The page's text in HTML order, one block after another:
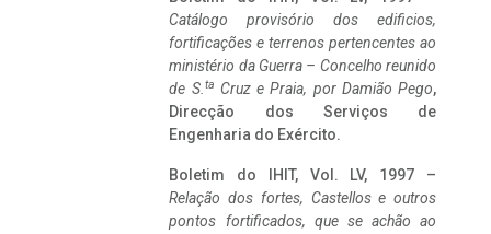
Catálogo provisório dos edificios,
fortificações e terrenos pertencentes ao
ministério da Guerra – Concelho reunido
de S. ta Cruz e Praia, por Damião Pego,
Direcção dos Serviços de
Engenharia do Exército.
Boletim do IHIT, Vol. LV, 1997 –
Relação dos fortes, Castellos e outros
pontos fortificados, que se achão ao